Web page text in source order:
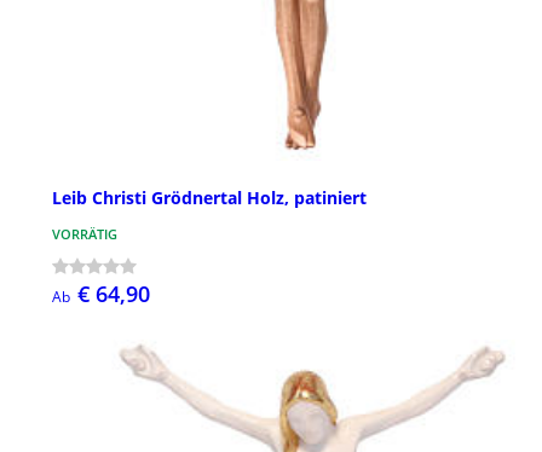
Leib Christi Grödnertal Holz, patiniert
VORRÄTIG
Ab € 64,90